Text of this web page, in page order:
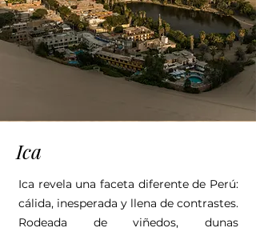
Ica
Ica revela una faceta diferente de Perú:
cálida, inesperada y llena de contrastes.
Rodeada de viñedos, dunas